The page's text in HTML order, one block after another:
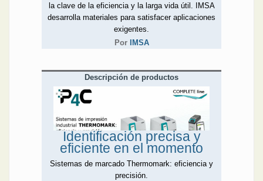
la clave de la eficiencia y la larga vida útil. IMSA
desarrolla materiales para satisfacer aplicaciones
exigentes.
Por IMSA
Descripción de productos
Identificación precisa y
eficiente en el momento
Sistemas de marcado Thermomark: eficiencia y
precisión.